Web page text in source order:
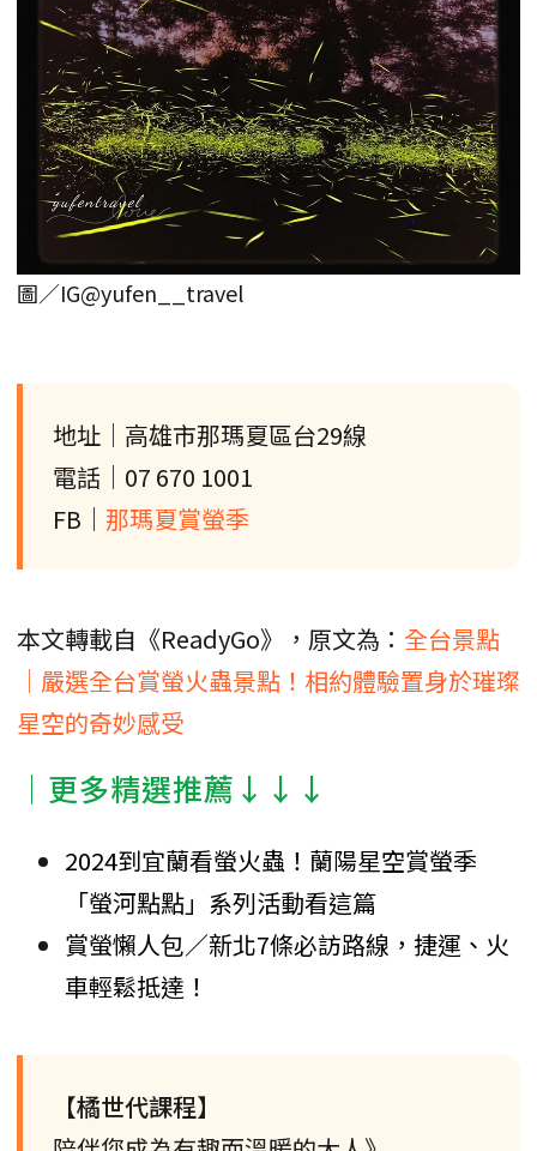
圖／IG@yufen__travel
地址｜高雄市那瑪夏區台29線
電話｜07 670 1001
FB｜ 那瑪夏賞螢季
本文轉載自《ReadyGo》，原文為： 全台景點
｜嚴選全台賞螢火蟲景點！相約體驗置身於璀璨
星空的奇妙感受
│更多精選推薦↓↓↓
2024到宜蘭看螢火蟲！蘭陽星空賞螢季
「螢河點點」系列活動看這篇
賞螢懶人包／新北7條必訪路線，捷運、火
車輕鬆抵達！
【橘世代課程】